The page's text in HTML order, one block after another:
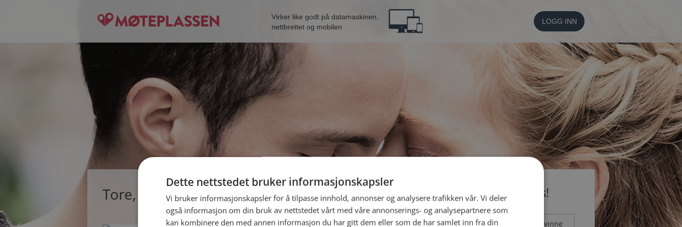
Virker like godt på datamaskinen,
nettbrettet og mobilen
LOGG INN
Tore, single mann fra Sola Bli medlem gratis!
Jeg er en: Mann Kvinne
Dette nettstedet bruker informasjonskapsler
Vi bruker informasjonskapsler for å tilpasse innhold, annonser og analysere trafikken vår. Vi deler
også informasjon om din bruk av nettstedet vårt med våre annonserings- og analysepartnere som
kan kombinere den med annen informasjon du har gitt dem eller som de har samlet inn fra din